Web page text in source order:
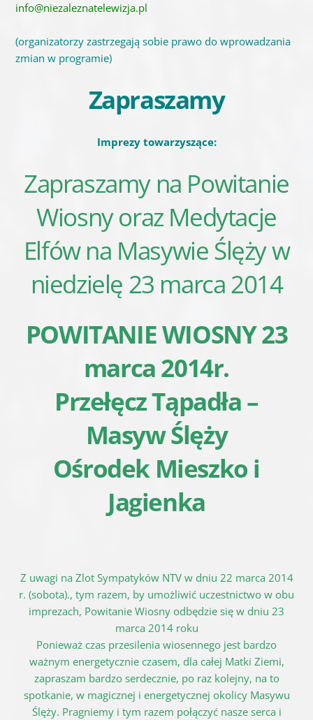
info@niezaleznatelewizja.pl
(organizatorzy zastrzegają sobie prawo do wprowadzania
zmian w programie)
Zapraszamy
Imprezy towarzyszące:
Zapraszamy na Powitanie
Wiosny oraz Medytacje
Elfów na Masywie Ślęży w
niedzielę 23 marca 2014
POWITANIE WIOSNY 23
marca 2014r.
Przełęcz Tąpadła –
Masyw Ślęży
Ośrodek Mieszko i
Jagienka
Z uwagi na Zlot Sympatyków NTV w dniu 22 marca 2014
r. (sobota)., tym razem, by umożliwić uczestnictwo w obu
imprezach, Powitanie Wiosny odbędzie się w dniu 23
marca 2014 roku
Ponieważ czas przesilenia wiosennego jest bardzo
ważnym energetycznie czasem, dla całej Matki Ziemi,
zapraszam bardzo serdecznie, po raz kolejny, na to
spotkanie, w magicznej i energetycznej okolicy Masywu
Ślęży. Pragniemy i tym razem połączyć nasze serca i